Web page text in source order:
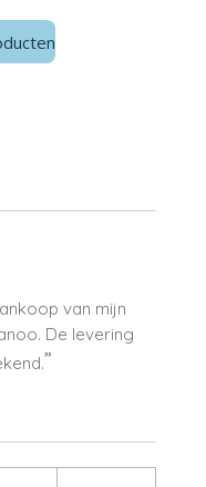
van mijn
De levering
”